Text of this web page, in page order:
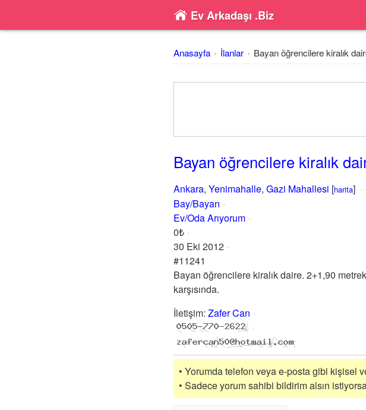
Ev Arkadaşı .Biz
Anasayfa İlanlar Bayan öğrencilere kiralık
Bayan öğrencilere kiralık
Ankara, Yenimahalle, Gazi Mahallesi [harita]
Bay/Bayan
Ev/Oda Arıyorum
0₺
30 Eki 2012
#11241
Bayan öğrencilere kiralık daire. 2+1,90
karşısında.
İletişim: Zafer Can
• Yorumda telefon veya e-posta gibi kişisel
• Sadece yorum sahibi bildirim alsın